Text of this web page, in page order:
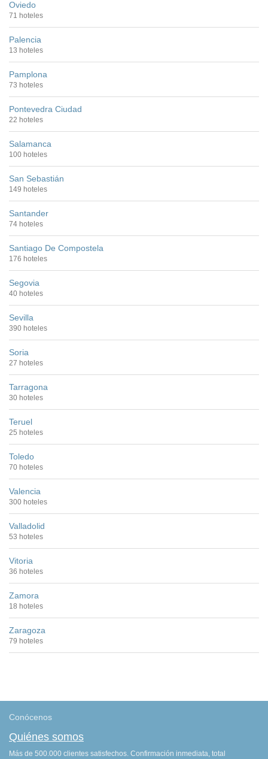
Oviedo
71 hoteles
Palencia
13 hoteles
Pamplona
73 hoteles
Pontevedra Ciudad
22 hoteles
Salamanca
100 hoteles
San Sebastián
149 hoteles
Santander
74 hoteles
Santiago De Compostela
176 hoteles
Segovia
40 hoteles
Sevilla
390 hoteles
Soria
27 hoteles
Tarragona
30 hoteles
Teruel
25 hoteles
Toledo
70 hoteles
Valencia
300 hoteles
Valladolid
53 hoteles
Vitoria
36 hoteles
Zamora
18 hoteles
Zaragoza
79 hoteles
Conócenos
Quiénes somos
Más de 500.000 clientes satisfechos. Confirmación inmediata, total